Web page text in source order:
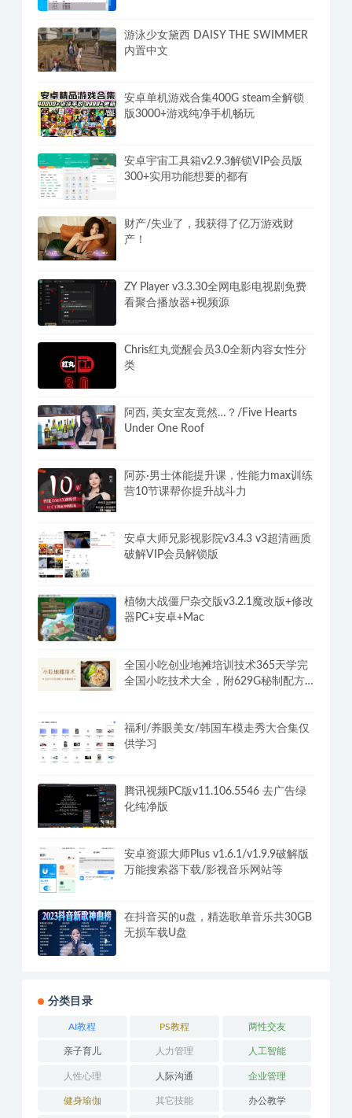
游泳少女黛西 DAISY THE SWIMMER
内置中文
安卓单机游戏合集400G steam全解锁
版3000+游戏纯净手机畅玩
安卓宇宙工具箱v2.9.3解锁VIP会员版
300+实用功能想要的都有
财产/失业了，我获得了亿万游戏财
产！
ZY Player v3.3.30全网电影电视剧免费
看聚合播放器+视频源
Chris红丸觉醒会员3.0全新内容女性分
类
阿西, 美女室友竟然…？/Five Hearts
Under One Roof
阿苏·男士体能提升课，性能力max训练
营10节课帮你提升战斗力
安卓大师兄影视影院v3.4.3 v3超清画质
破解VIP会员解锁版
植物大战僵尸杂交版v3.2.1魔改版+修改
器PC+安卓+Mac
全国小吃创业地摊培训技术365天学完
全国小吃技术大全，附629G秘制配方
福利/养眼美女/韩国车模走秀大合集仅
供学习
腾讯视频PC版v11.106.5546 去广告绿
化纯净版
安卓资源大师Plus v1.6.1/v1.9.9破解版
万能搜索器下载/影视音乐网站等
在抖音买的u盘，精选歌单音乐共30GB
无损车载U盘
分类目录
AI教程 PS教程 两性交友
亲子育儿 人力管理 人工智能
人性心理 人际沟通 企业管理
健身瑜伽 其它技能 办公教学